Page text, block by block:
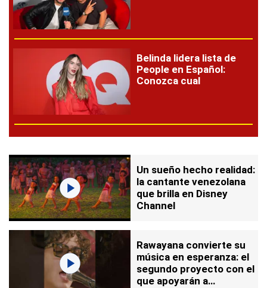
Belinda lidera lista de
People en Español:
Conozca cual
Un sueño hecho realidad:
la cantante venezolana
que brilla en Disney
Channel
Rawayana convierte su
música en esperanza: el
segundo proyecto con el
que apoyarán a